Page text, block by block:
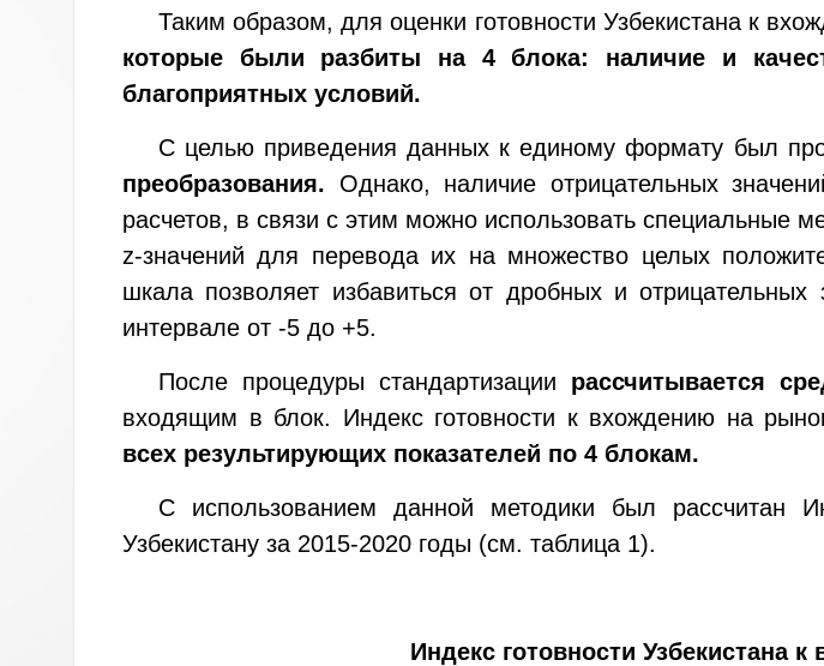
Таким образом, для оценки готовности Узбекистана к
которые были разбиты на 4 блока: наличие и
благоприятных условий.
С целью приведения данных к единому формату был
преобразования. Однако, наличие отрицательных
расчетов, в связи с этим можно использовать специальные
z-значений для перевода их на множество целых
шкала позволяет избавиться от дробных и
интервале от -5 до +5.
После процедуры стандартизации рассчитывается
входящим в блок. Индекс готовности к вхождению на
всех результирующих показателей по 4 блокам.
С использованием данной методики был рассчитан
Узбекистану за 2015-2020 годы (см. таблица 1).
Индекс готовности Узбекистана